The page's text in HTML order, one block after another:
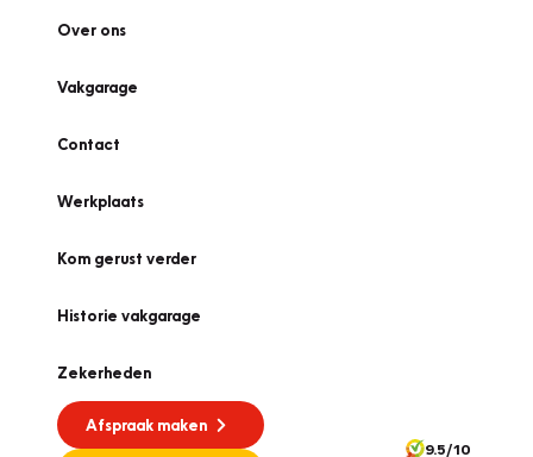
Over ons
Vakgarage
Contact
Werkplaats
Kom gerust verder
Historie vakgarage
Zekerheden
Afspraak maken
9.5/10